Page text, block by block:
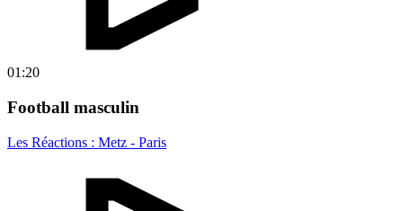
01:20
Football masculin
Les Réactions : Metz - Paris